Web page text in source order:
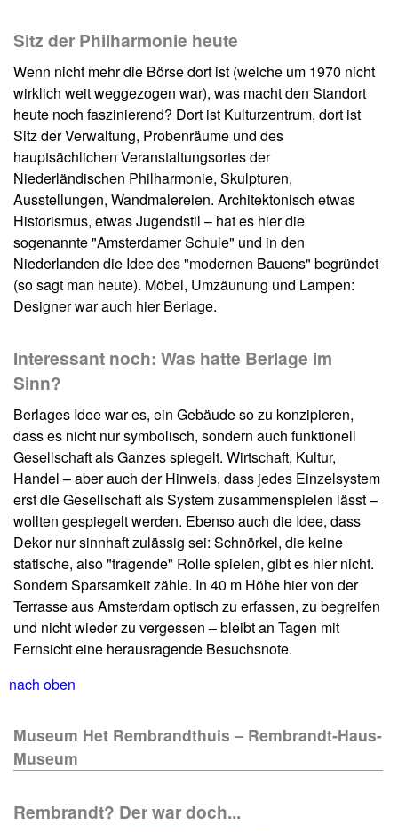
Sitz der Philharmonie heute
Wenn nicht mehr die Börse dort ist (welche um 1970 nicht
wirklich weit weggezogen war), was macht den Standort
heute noch faszinierend? Dort ist Kulturzentrum, dort ist
Sitz der Verwaltung, Probenräume und des
hauptsächlichen Veranstaltungsortes der
Niederländischen Philharmonie, Skulpturen,
Ausstellungen, Wandmalereien. Architektonisch etwas
Historismus, etwas Jugendstil – hat es hier die
sogenannte "Amsterdamer Schule" und in den
Niederlanden die Idee des "modernen Bauens" begründet
(so sagt man heute). Möbel, Umzäunung und Lampen:
Designer war auch hier Berlage.
Interessant noch: Was hatte Berlage im
Sinn?
Berlages Idee war es, ein Gebäude so zu konzipieren,
dass es nicht nur symbolisch, sondern auch funktionell
Gesellschaft als Ganzes spiegelt. Wirtschaft, Kultur,
Handel – aber auch der Hinweis, dass jedes Einzelsystem
erst die Gesellschaft als System zusammenspielen lässt –
wollten gespiegelt werden. Ebenso auch die Idee, dass
Dekor nur sinnhaft zulässig sei: Schnörkel, die keine
statische, also "tragende" Rolle spielen, gibt es hier nicht.
Sondern Sparsamkeit zähle. In 40 m Höhe hier von der
Terrasse aus Amsterdam optisch zu erfassen, zu begreifen
und nicht wieder zu vergessen – bleibt an Tagen mit
Fernsicht eine herausragende Besuchsnote.
nach oben
Museum Het Rembrandthuis – Rembrandt-Haus-
Museum
Rembrandt? Der war doch...